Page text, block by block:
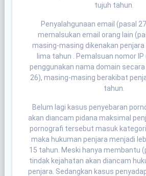
tujuh tahun.
Penyalahgunaan email (pasal
memalsukan email orang lain
masing-masing dikenakan
lima tahun . Pemalsuan nomor
penggunakan nama domain
26), masing-masing berakibat
tahun.
Belum lagi kasus penyebaran
akan diancam pidana maksimal
pornografi tersebut masuk
maka hukuman penjara menjadi
15 tahun. Meski hanya membantu
tindak kejahatan akan diancam
penjara. Sedangkan kasus